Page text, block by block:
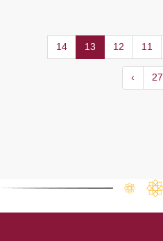
11
12
13
14
27
›